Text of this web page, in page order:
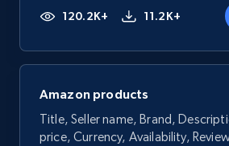
120.2K+ 11.2K+
Amazon products
Title, Seller name, Brand,
price, Currency, Availability,